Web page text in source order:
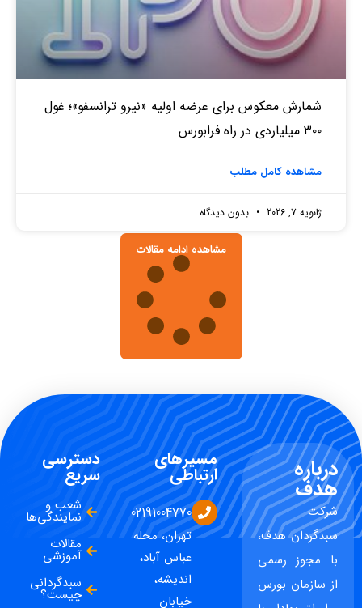
شمارش معکوس برای عرضه اولیه «نیرو ترانسفو»؛ غول
۳۰۰ میلیاردی در راه فرابورس
مشاهده کامل مطلب
ژانویه 7, 2026 بدون دیدگاه
مشاهده ادامه مقالات
درباره
هدف
شرکت
سبدگردان هدف،
با مجوز رسمی
از سازمان بورس
مسیرهای
ارتباطی
02191004770
تهران، محله
عباس آباد،
اندیشه،
خیابان
دسترسی
سریع
شعب و
نمایندگی‌ها
مقالات
آموزشی
سبدگردانی
چیست؟